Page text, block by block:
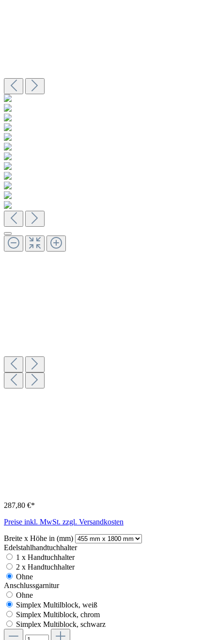
287,80 €*
Preise inkl. MwSt. zzgl. Versandkosten
Breite x Höhe in (mm)
Edelstahlhandtuchhalter
1 x Handtuchhalter
2 x Handtuchhalter
Ohne
Anschlussgarnitur
Ohne
Simplex Multilblock, weiß
Simplex Multiblock, chrom
Simplex Multiblock, schwarz